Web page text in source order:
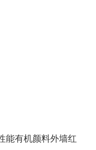
能有机颜料外墙红